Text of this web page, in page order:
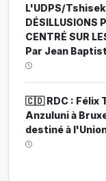
L'UDPS/
DÉSILLUSIONS
CENTRÉ SUR
Par Jean
🇨🇩 RDC : Félix
Anzuluni à
destiné à